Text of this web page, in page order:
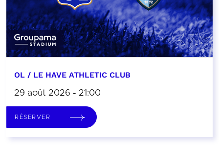
OL / LE HAVE ATHLETIC CLUB
29 août 2026 - 21:00
RÉSERVER